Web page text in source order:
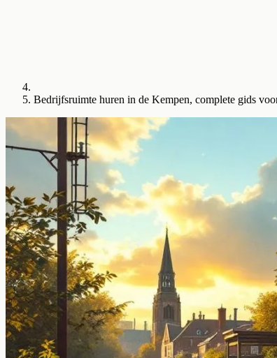
Bedrijfsruimte huren in de Kempen, complete gids